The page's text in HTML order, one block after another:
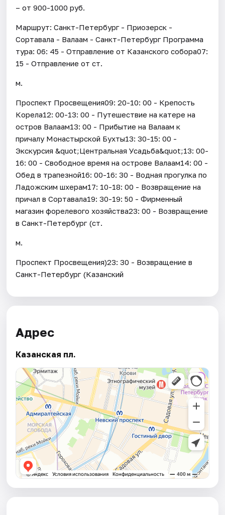
– от 900-1000 руб.
Маршрут: Санкт-Петербург - Приозерск -
Сортавала - Валаам - Санкт-Петербург Программа
тура: 06: 45 - Отправление от Казанского собора07:
15 - Отправление от ст.
м.
Проспект Просвещения09: 20-10: 00 - Крепость
Корела12: 00-13: 00 - Путешествие на катере на
остров Валаам13: 00 - Прибытие на Валаам к
причалу Монастырской Бухты13: 30-15: 00 -
Экскурсия &quot;Центральная Усадьба&quot;13: 00-
16: 00 - Свободное время на острове Валаам14: 00 -
Обед в трапезной16: 00-16: 30 - Водная прогулка по
Ладожским шхерам17: 10-18: 00 - Возвращение на
причал в Сортавала19: 30-19: 50 - Фирменный
магазин форелевого хозяйства23: 00 - Возвращение
в Санкт-Петербург (ст.
м.
Проспект Просвещения)23: 30 - Возвращение в
Санкт-Петербург (Казанский
Адрес
Казанская пл.